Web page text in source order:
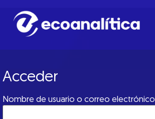
Acceder
Nombre de usuario o correo electrónico